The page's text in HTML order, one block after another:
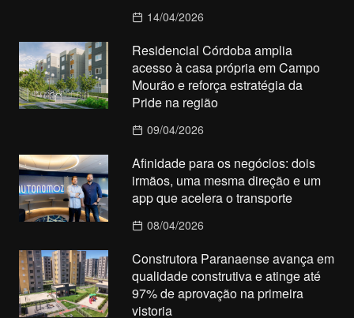
14/04/2026
Residencial Córdoba amplia
acesso à casa própria em Campo
Mourão e reforça estratégia da
Pride na região
09/04/2026
Afinidade para os negócios: dois
irmãos, uma mesma direção e um
app que acelera o transporte
08/04/2026
Construtora Paranaense avança em
qualidade construtiva e atinge até
97% de aprovação na primeira
vistoria